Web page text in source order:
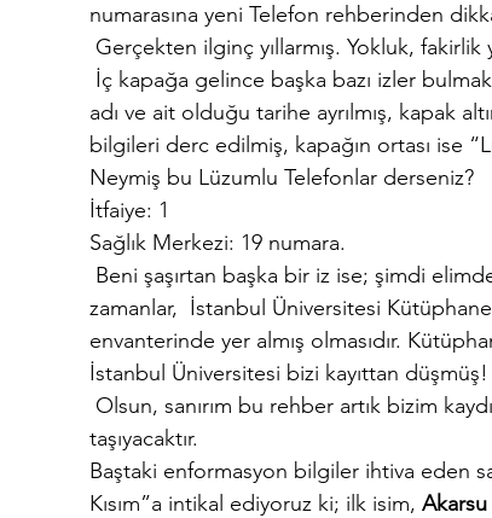
numarasına yeni Telefon rehberinden
Gerçekten ilginç yıllarmış. Yokluk, fakirlik
İç kapağa gelince başka bazı izler
adı ve ait olduğu tarihe ayrılmış, kapak
bilgileri derc edilmiş, kapağın ortası ise
Neymiş bu Lüzumlu Telefonlar derseniz?
İtfaiye: 1
Sağlık Merkezi: 19 numara.
Beni şaşırtan başka bir iz ise; şimdi
zamanlar,  İstanbul Üniversitesi
envanterinde yer almış olmasıdır.
İstanbul Üniversitesi bizi kayıttan
Olsun, sanırım bu rehber artık bizim
taşıyacaktır.
Baştaki enformasyon bilgiler ihtiva eden
Kısım”a intikal ediyoruz ki; ilk isim,